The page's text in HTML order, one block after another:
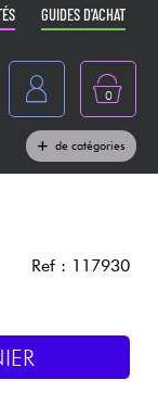
GUIDES D'ACHAT
0
de catégories
Ref : 117930